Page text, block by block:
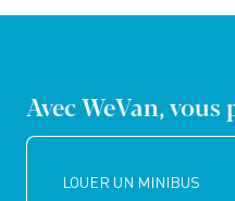
Avec WeVan, vous
LOUER UN MINIBUS